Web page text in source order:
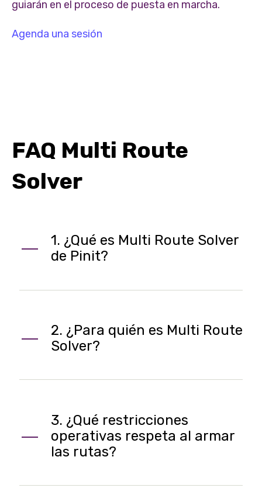
guiarán en el proceso de puesta en marcha.
Agenda una sesión
FAQ Multi Route
Solver
1. ¿Qué es Multi Route Solver
de Pinit?
2. ¿Para quién es Multi Route
Solver?
3. ¿Qué restricciones
operativas respeta al armar
las rutas?